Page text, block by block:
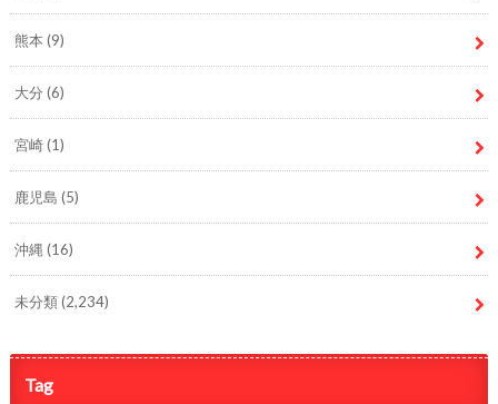
熊本 (9)
大分 (6)
宮崎(1)
鹿児島 (5)
沖縄 (16)
未分類(2,234)
Tag